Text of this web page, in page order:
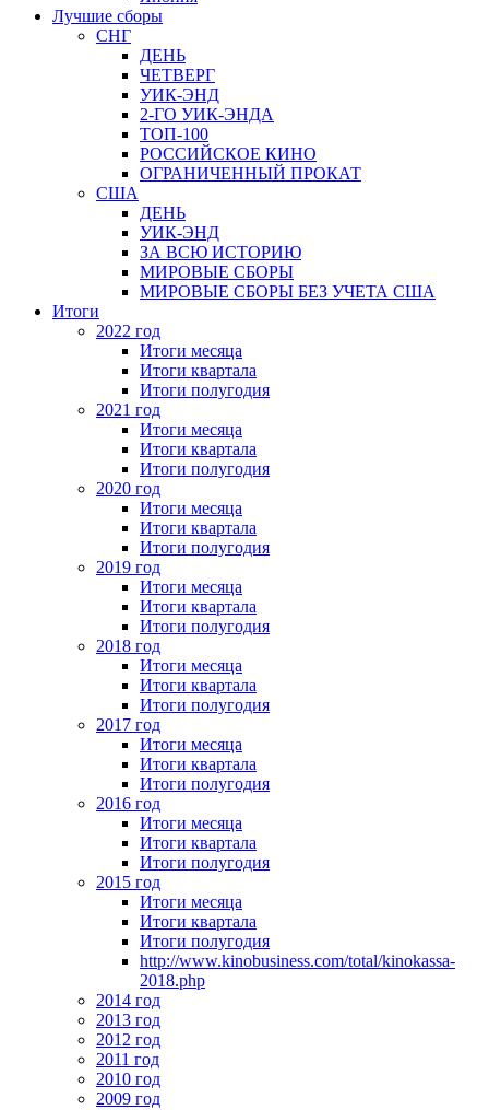
Лучшие сборы
СНГ
ДЕНЬ
ЧЕТВЕРГ
УИК-ЭНД
2-ГО УИК-ЭНДА
ТОП-100
РОССИЙСКОЕ КИНО
ОГРАНИЧЕННЫЙ ПРОКАТ
США
ДЕНЬ
УИК-ЭНД
ЗА ВСЮ ИСТОРИЮ
МИРОВЫЕ СБОРЫ
МИРОВЫЕ СБОРЫ БЕЗ УЧЕТА США
Итоги
2022 год
Итоги месяца
Итоги квартала
Итоги полугодия
2021 год
Итоги месяца
Итоги квартала
Итоги полугодия
2020 год
Итоги месяца
Итоги квартала
Итоги полугодия
2019 год
Итоги месяца
Итоги квартала
Итоги полугодия
2018 год
Итоги месяца
Итоги квартала
Итоги полугодия
2017 год
Итоги месяца
Итоги квартала
Итоги полугодия
2016 год
Итоги месяца
Итоги квартала
Итоги полугодия
2015 год
Итоги месяца
Итоги квартала
Итоги полугодия
http://www.kinobusiness.com/total/kinokassa-
2018.php
2014 год
2013 год
2012 год
2011 год
2010 год
2009 год